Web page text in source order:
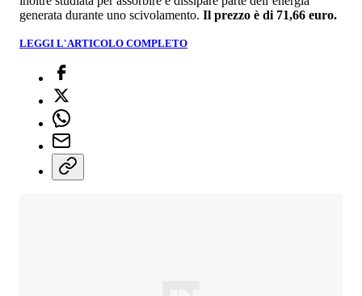
generata durante uno scivolamento. Il prezzo è di 71,66 euro.
LEGGI L'ARTICOLO COMPLETO